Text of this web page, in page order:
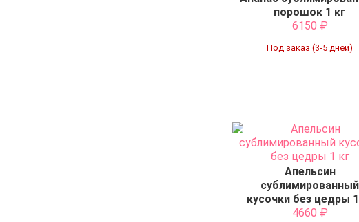
порошок 1 кг
6150 ₽
Под заказ (3-5 дней)
Апельсин
сублимированный
кусочки без цедры
4660 ₽